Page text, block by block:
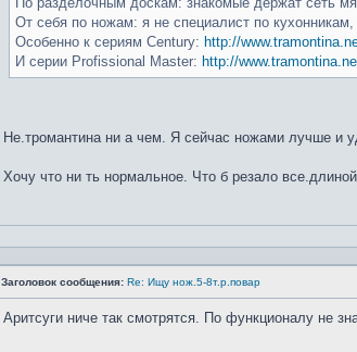
От себя по ножам: я не специалист по
Особенно к сериям Century: http://
И серии Profissional Master: http://
Не.тромантина ни а чем. Я сейчас ножами лучше и
Хочу что ни ть нормальное. Что б резало
Заголовок сообщения: Re: Ищу нож.5-8т.р.повар
Аритсуги ниче так смотрятся. По функционалу не